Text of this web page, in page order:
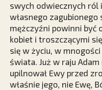
swych odwiecznych ról
własnego zagubionego
mężczyźni powinni być
kobiet i troszczącymi
się w życiu, w
świata. Już w raju
upilnował Ewy przed
właśnie jego, nie Ewę,